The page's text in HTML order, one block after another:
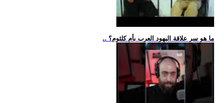
.. ما هو سر علاقة اليهود العرب بأم كلثوم؟